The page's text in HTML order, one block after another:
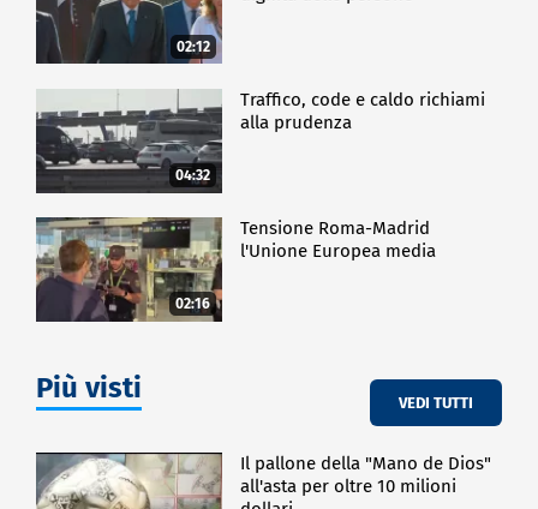
02:12
04:32
Traffico, code e caldo richiami
alla prudenza
02:16
Tensione Roma-Madrid
l'Unione Europea media
Più visti VEDI TUTTI
Il pallone della "Mano de Dios"
all'asta per oltre 10 milioni